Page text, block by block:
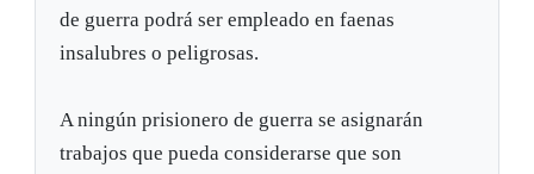
de guerra podrá ser empleado en faenas
insalubres o peligrosas.
A ningún prisionero de guerra se asignarán
trabajos que pueda considerarse que son